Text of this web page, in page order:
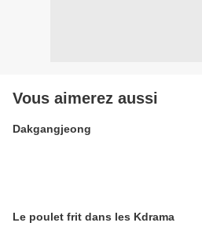
Vous aimerez aussi
Dakgangjeong
Le poulet frit dans les Kdrama